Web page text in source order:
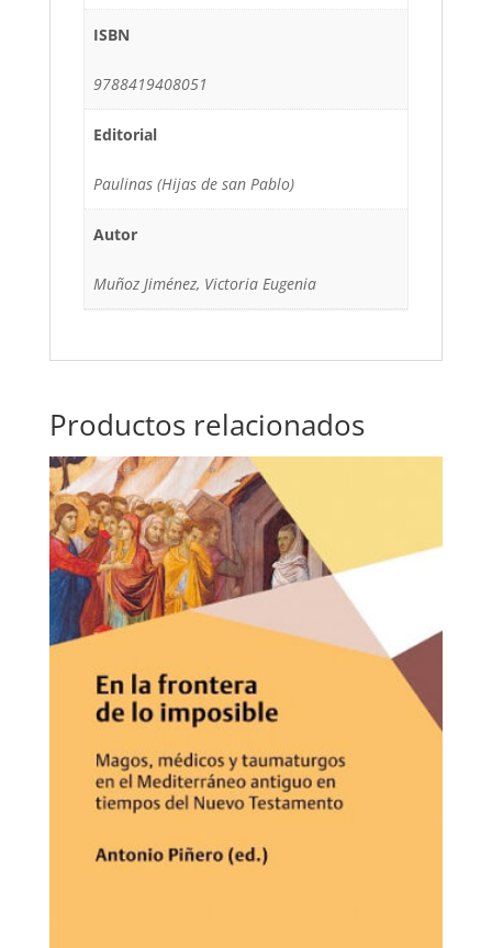
ISBN
9788419408051
Editorial
Paulinas (Hijas de san Pablo)
Autor
Muñoz Jiménez, Victoria Eugenia
Productos relacionados